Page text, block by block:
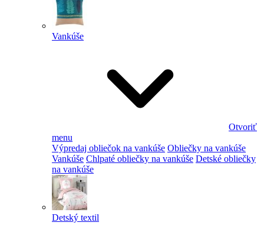
Vankúše
Otvoriť
menu
Výpredaj obliečok na vankúše Obliečky na vankúše
Vankúše Chlpaté obliečky na vankúše Detské obliečky
na vankúše
Detský textil